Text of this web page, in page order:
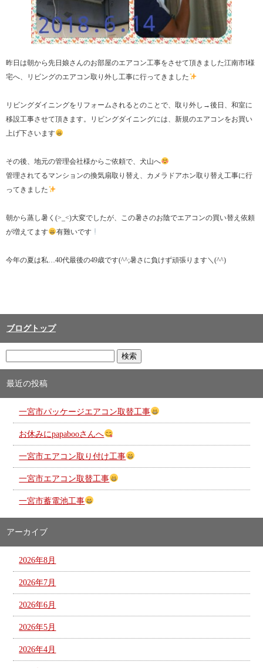
昨日は朝から先日娘さんのお部屋のエアコン工事をさせて頂きました江南市I様
宅へ、リビングのエアコン取り外し工事に行ってきました
リビングダイニングをリフォームされるとのことで、取り外し→後日、和室に
移設工事させて頂きます。リビングダイニングには、新規のエアコンをお買い
上げ下さいます
その後、地元の管理会社様からご依頼で、犬山へ
管理されてるマンションの換気扇取り替え、カメラドアホン取り替え工事に行
ってきました
朝から蒸し暑く(>_<)大変でしたが、この暑さのお陰でエアコンの買い替え依頼
が増えてます
有難いです
今年の夏は私…40代最後の49歳です(^^;暑さに負けず頑張ります＼(^^)
ブログトップ
最近の投稿
一宮市パッケージエアコン取替工事
お休みにpapabooさんへ
一宮市エアコン取り付け工事
一宮市エアコン取替工事
一宮市蓄電池工事
アーカイブ
2026年8月
2026年7月
2026年6月
2026年5月
2026年4月